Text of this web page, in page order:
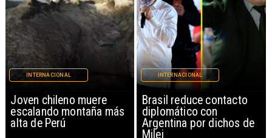
Brasil reduce contacto
diplomático con
Argentina por dichos de
INTERNACIONAL
China restringe
exportación de drones a
EEUU y sanciona
empresas
INTERNACIONAL